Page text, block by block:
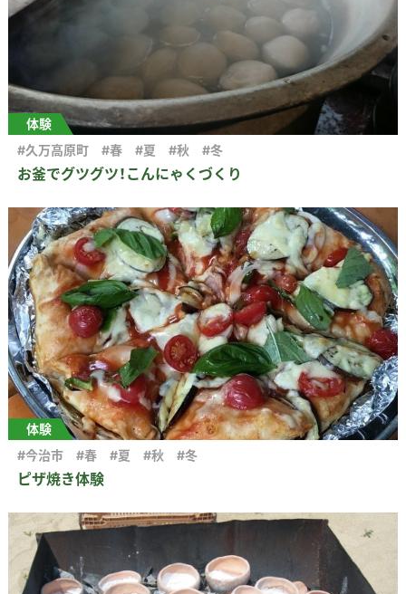
体験
お釜でグツグツ！こんにゃくづくり
#久万高原町 #春 #夏 #秋 #冬
体験
ピザ焼き体験
#今治市 #春 #夏 #秋 #冬